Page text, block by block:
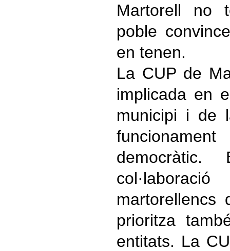
Martorell no
poble
en tenen.
La CUP de
implicada en
municipi i de
prioritza
entitats. La